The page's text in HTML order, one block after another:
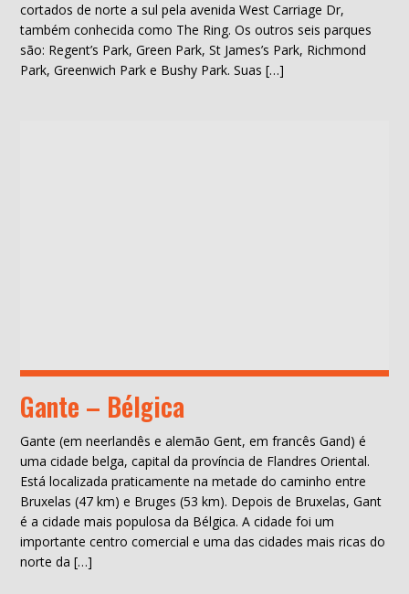
cortados de norte a sul pela avenida West Carriage Dr,
também conhecida como The Ring. Os outros seis parques
são: Regent’s Park, Green Park, St James’s Park, Richmond
Park, Greenwich Park e Bushy Park. Suas […]
Gante – Bélgica
Gante (em neerlandês e alemão Gent, em francês Gand) é
uma cidade belga, capital da província de Flandres Oriental.
Está localizada praticamente na metade do caminho entre
Bruxelas (47 km) e Bruges (53 km). Depois de Bruxelas, Gant
é a cidade mais populosa da Bélgica. A cidade foi um
importante centro comercial e uma das cidades mais ricas do
norte da […]